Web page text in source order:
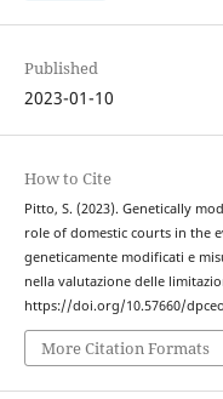
Published
2023-01-10
How to Cite
Pitto, S. (2023). Genetically
role of domestic courts in the
geneticamente modificati e
nella valutazione delle
https://doi.org/10.57660/
More Citation Formats